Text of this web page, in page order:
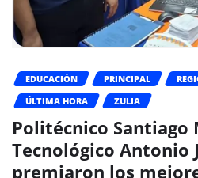
EDUCACIÓN PRINCIPAL
ÚLTIMA HORA
ZULIA
Politécnico Santiago
Tecnológico Antonio
premiaron los